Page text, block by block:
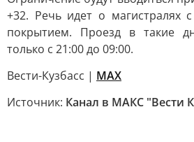
+32. Речь идет о магистралях
покрытием. Проезд в такие
только с 21:00 до 09:00.
Вести-Кузбасс | MAX
Источник: Канал в МАКС "Вести